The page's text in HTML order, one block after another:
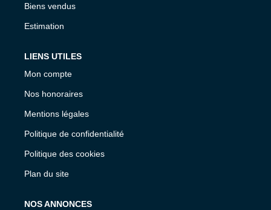
Biens vendus
Estimation
LIENS UTILES
Mon compte
Nos honoraires
Mentions légales
Politique de confidentialité
Politique des cookies
Plan du site
NOS ANNONCES